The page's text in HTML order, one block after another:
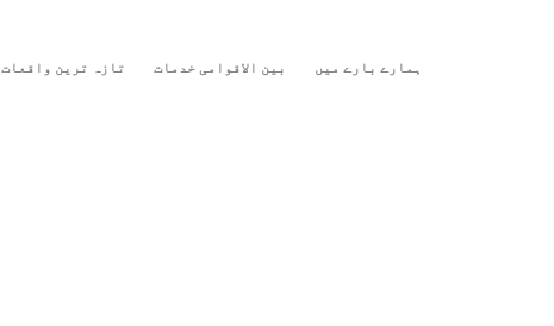
ہمارے بارے میں بین الاقوامی خدمات تازہ ترین واقعات